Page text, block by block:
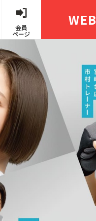
会員
ページ